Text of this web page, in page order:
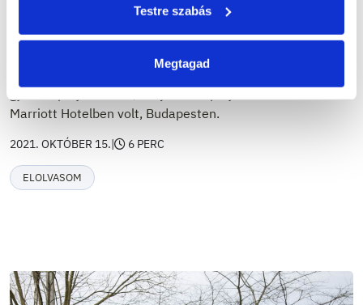
Testre szabás
Megtagad
Díjnyertes a Masterplast zöld
programja
A szakmai bíráló bizottság 5 kategóriában hirdetett
Marriott Hotelben volt, Budapesten.
2021. OKTÓBER 15.| 6 PERC
ELOLVASOM